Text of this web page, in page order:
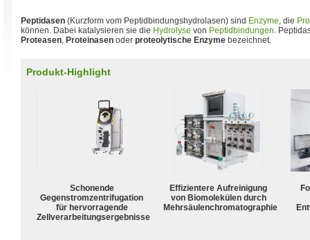
Peptidasen (Kurzform vom Peptidbindungshydrolasen) sind Enzyme, die
können. Dabei katalysieren sie die Hydrolyse von Peptidbindungen.
Proteasen, Proteinasen oder proteolytische Enzyme bezeichnet.
Produkt-Highlight
Schonende
Gegenstromzentrifugation
für hervorragende
Zellverarbeitungsergebnisse
Effizientere Aufreinigung
von Biomolekülen durch
Mehrsäulenchromatographie